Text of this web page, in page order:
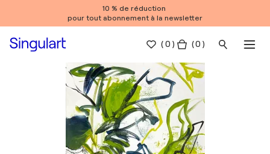
10 % de réduction
pour tout abonnement à la newsletter
(0 ) ( 0 )